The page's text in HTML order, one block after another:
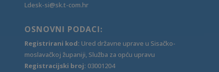
Ldesk-si@sk.t-com.hr
OSNOVNI PODACI:
Registrirani kod: Ured državne uprave u Sisačko-
moslavačkoj županiji, Služba za opću upravu
Registracijski broj: 03001204